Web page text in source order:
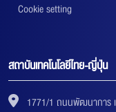
Cookie setting
สถาบันเทคโนโลยีไทย-ญี่ปุ่น
1771/1 ถนนพัฒนาการ